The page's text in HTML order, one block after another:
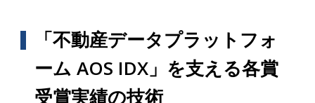
「不動産データプラットフォ
ーム AOS IDX」を支える各賞
受賞実績の技術